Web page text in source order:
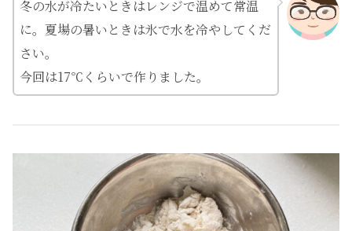
冬の水が冷たいときはレンジで温めて常温
に。夏場の暑いときは氷で水を冷やしてくだ
さい。
今回は17℃くらいで作りました。